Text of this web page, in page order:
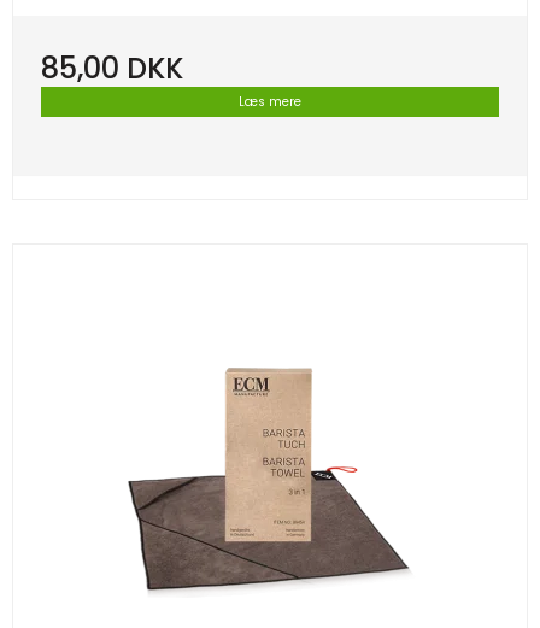
85,00 DKK
Læs mere